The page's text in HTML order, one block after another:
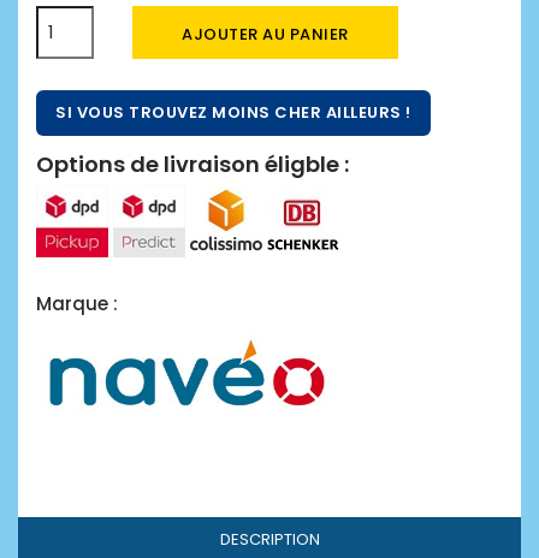
AJOUTER AU PANIER
SI VOUS TROUVEZ MOINS CHER AILLEURS !
Options de livraison éligble :
Marque :
DESCRIPTION